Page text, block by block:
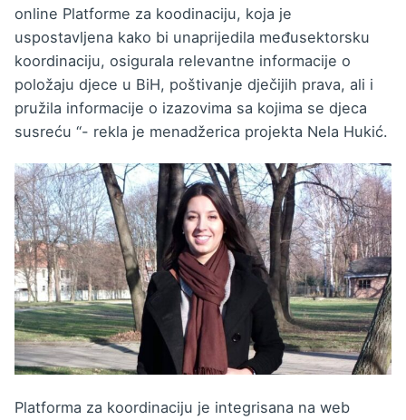
online Platforme za koodinaciju, koja je
uspostavljena kako bi unaprijedila međusektorsku
koordinaciju, osigurala relevantne informacije o
položaju djece u BiH, poštivanje dječijih prava, ali i
pružila informacije o izazovima sa kojima se djeca
susreću “- rekla je menadžerica projekta Nela Hukić.
Platforma za koordinaciju je integrisana na web